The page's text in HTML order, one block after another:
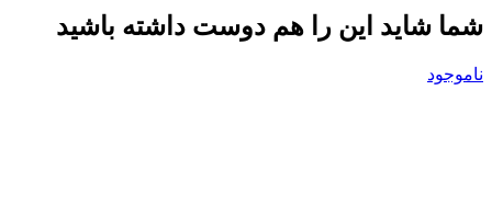
شما شاید این را هم دوست داشته باشید
ناموجود